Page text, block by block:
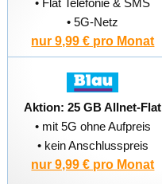
• Flat Telefonie & SMS
• 5G-Netz
nur 9,99 € pro Monat
Aktion: 25 GB Allnet-Flat
• mit 5G ohne Aufpreis
• kein Anschlusspreis
nur 9,99 € pro Monat